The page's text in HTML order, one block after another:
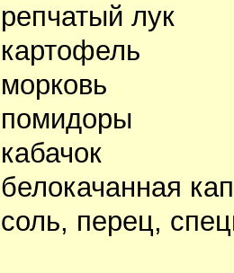
репчатый лук
картофель
морковь
помидоры
кабачок
белокачанная
соль, перец,